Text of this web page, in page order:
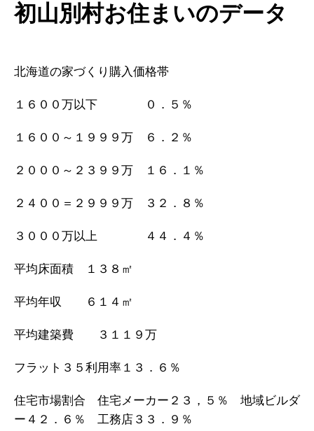
初山別村お住まいのデータ
北海道の家づくり購入価格帯
１６００万以下 ０．５％
１６００～１９９９万 ６．２％
２０００～２３９９万 １６．１％
２４００＝２９９９万 ３２．８％
３０００万以上 ４４．４％
平均床面積 １３８㎡
平均年収 ６１４㎡
平均建築費 ３１１９万
フラット３５利用率１３．６％
住宅市場割合 住宅メーカー２３，５％ 地域ビルダ
ー４２．６％ 工務店３３．９％